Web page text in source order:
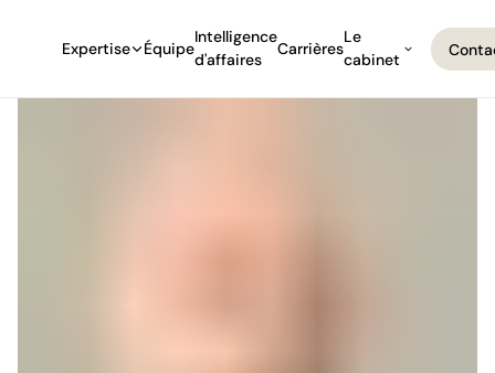
Expertise Équipe
Intelligence
d'affaires
Carrières
Le
cabinet